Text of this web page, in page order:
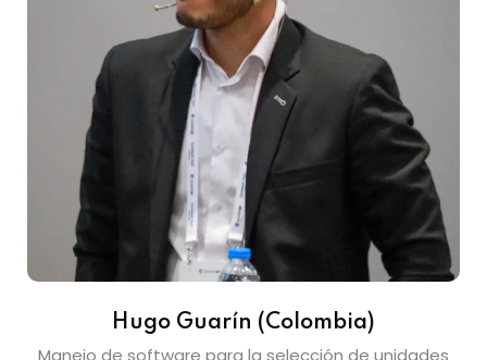
Hugo Guarín (Colombia)
Manejo de software para la selección de unidades